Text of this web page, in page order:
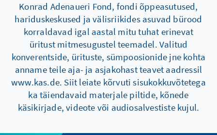
Konrad Adenaueri Fond, fondi õppeasutused,
hariduskeskused ja välisriikides asuvad bürood
korraldavad igal aastal mitu tuhat erinevat
üritust mitmesugustel teemadel. Valitud
konverentside, ürituste, sümpoosionide jne kohta
anname teile aja- ja asjakohast teavet aadressil
www.kas.de. Siit leiate kõrvuti sisukokkuvõtetega
ka täiendavaid materjale piltide, kõnede
käsikirjade, videote või audiosalvestiste kujul.